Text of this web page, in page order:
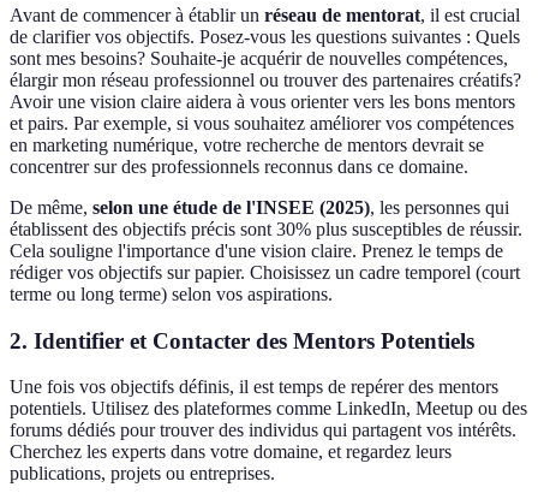
Avant de commencer à établir un réseau de mentorat, il est crucial
de clarifier vos objectifs. Posez-vous les questions suivantes : Quels
sont mes besoins? Souhaite-je acquérir de nouvelles compétences,
élargir mon réseau professionnel ou trouver des partenaires créatifs?
Avoir une vision claire aidera à vous orienter vers les bons mentors
et pairs. Par exemple, si vous souhaitez améliorer vos compétences
en marketing numérique, votre recherche de mentors devrait se
concentrer sur des professionnels reconnus dans ce domaine.
De même, selon une étude de l'INSEE (2025), les personnes qui
établissent des objectifs précis sont 30% plus susceptibles de réussir.
Cela souligne l'importance d'une vision claire. Prenez le temps de
rédiger vos objectifs sur papier. Choisissez un cadre temporel (court
terme ou long terme) selon vos aspirations.
2. Identifier et Contacter des Mentors Potentiels
Une fois vos objectifs définis, il est temps de repérer des mentors
potentiels. Utilisez des plateformes comme LinkedIn, Meetup ou des
forums dédiés pour trouver des individus qui partagent vos intérêts.
Cherchez les experts dans votre domaine, et regardez leurs
publications, projets ou entreprises.